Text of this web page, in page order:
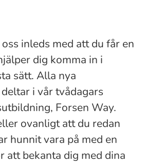
inleds med att du får en
dig komma in i
sätt. Alla nya
i vår tvådagars
Forsen Way.
ovanligt att du redan
hunnit vara på med en
att bekanta dig med dina